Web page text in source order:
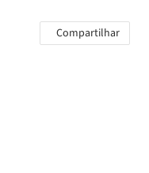
Compartilhar